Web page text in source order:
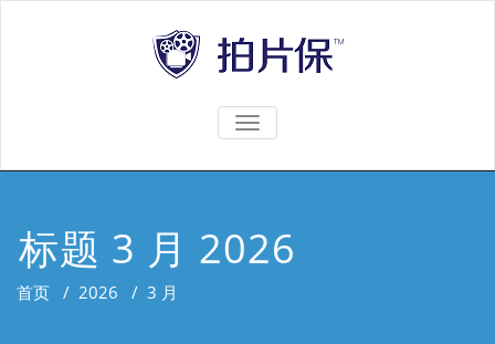
TOGGLE
标题 3 月 2026
首页 / 2026 / 3 月